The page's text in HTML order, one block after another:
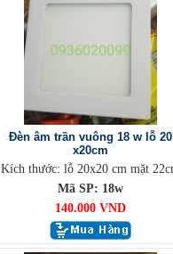
Đèn âm trần vuông 18 w lỗ 20
x20cm
Kích thước: lỗ 20x20 cm mặt
Mã SP: 18w
140.000 VND